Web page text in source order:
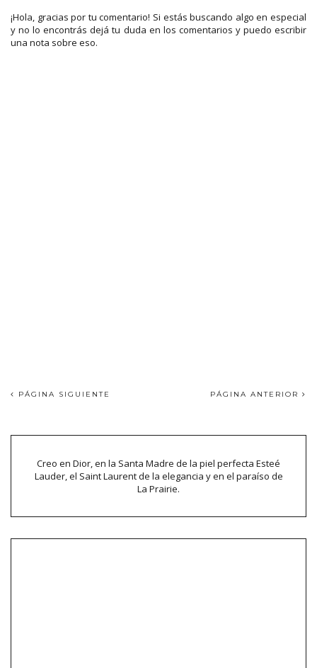
¡Hola, gracias por tu comentario! Si estás buscando algo en especial
y no lo encontrás dejá tu duda en los comentarios y puedo escribir
una nota sobre eso.
PÁGINA SIGUIENTE PÁGINA ANTERIOR
Creo en Dior, en la Santa Madre de la piel perfecta Esteé
Lauder, el Saint Laurent de la elegancia y en el paraíso de
La Prairie.